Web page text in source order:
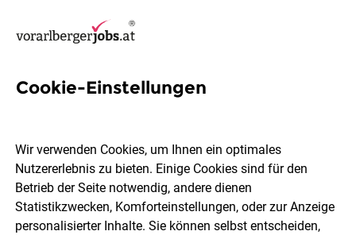
Verkaufsmitarbeiter/in mit
(w/m/d) 20-30 Std./Woche
Lidl
Cookie-Einstellungen
Wir verwenden Cookies, um Ihnen ein optimales
Nutzererlebnis zu bieten. Einige Cookies sind für den
Betrieb der Seite notwendig, andere dienen
Statistikzwecken, Komforteinstellungen, oder zur Anzeige
personalisierter Inhalte. Sie können selbst entscheiden,